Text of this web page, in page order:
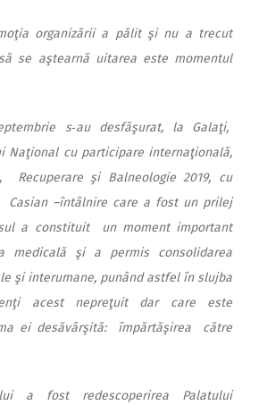
organizării a pălit şi nu a trecut
se aştearnă uitarea este momentul
s‑au desfăşurat, la Galaţi,
Naţional cu participare internaţională,
Recuperare şi Balneologie 2019, cu
Casian –întâlnire care a fost un prilej
a constituit un moment important
medicală şi a permis consolidarea
şi interumane, punând astfel în slujba
acest nepreţuit dar care este
ei desăvârşită: împărtăşirea către
a fost redescoperirea Palatului